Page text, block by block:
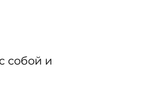
собой и